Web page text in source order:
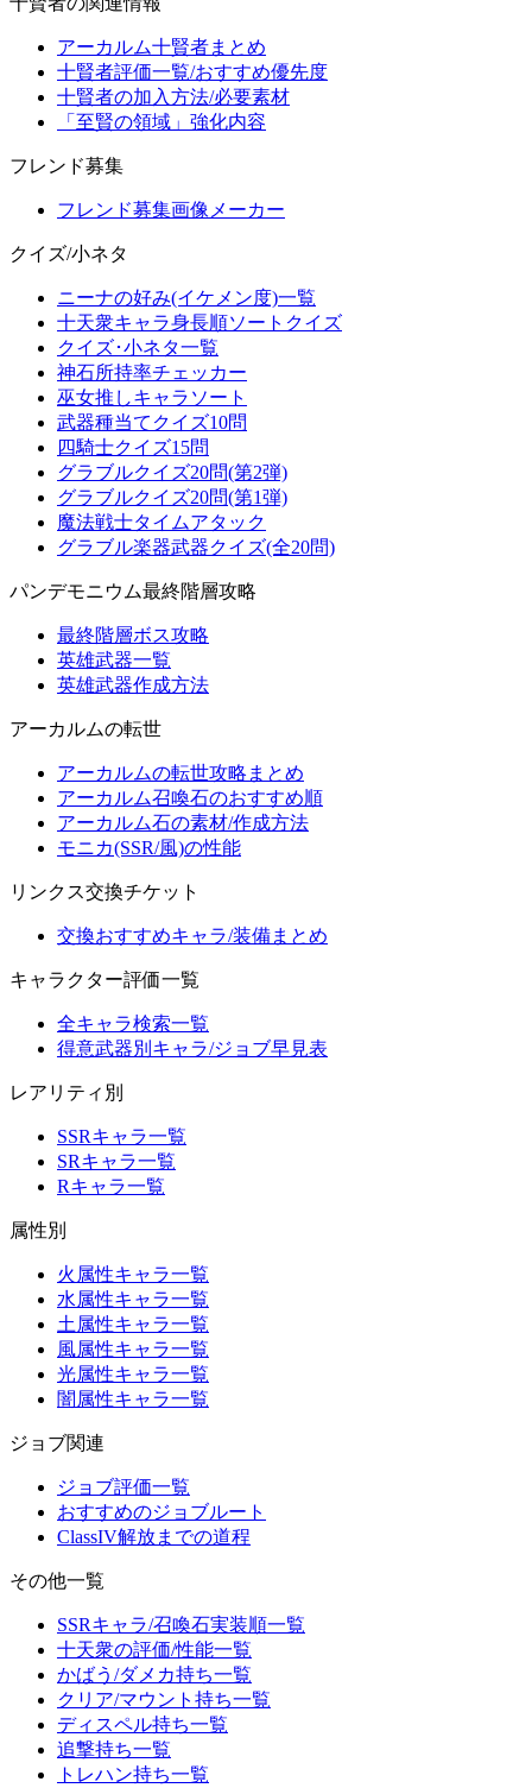
アーカルム十賢者まとめ
十賢者評価一覧/おすすめ優先度
十賢者の加入方法/必要素材
「至賢の領域」強化内容
フレンド募集
フレンド募集画像メーカー
クイズ/小ネタ
ニーナの好み(イケメン度)一覧
十天衆キャラ身長順ソートクイズ
クイズ･小ネタ一覧
神石所持率チェッカー
巫女推しキャラソート
武器種当てクイズ10問
四騎士クイズ15問
グラブルクイズ20問(第2弾)
グラブルクイズ20問(第1弾)
魔法戦士タイムアタック
グラブル楽器武器クイズ(全20問)
パンデモニウム最終階層攻略
最終階層ボス攻略
英雄武器一覧
英雄武器作成方法
アーカルムの転世
アーカルムの転世攻略まとめ
アーカルム召喚石のおすすめ順
アーカルム石の素材/作成方法
モニカ(SSR/風)の性能
リンクス交換チケット
交換おすすめキャラ/装備まとめ
キャラクター評価一覧
全キャラ検索一覧
得意武器別キャラ/ジョブ早見表
レアリティ別
SSRキャラ一覧
SRキャラ一覧
Rキャラ一覧
属性別
火属性キャラ一覧
水属性キャラ一覧
土属性キャラ一覧
風属性キャラ一覧
光属性キャラ一覧
闇属性キャラ一覧
ジョブ関連
ジョブ評価一覧
おすすめのジョブルート
ClassIV解放までの道程
その他一覧
SSRキャラ/召喚石実装順一覧
十天衆の評価/性能一覧
かばう/ダメカ持ち一覧
クリア/マウント持ち一覧
ディスペル持ち一覧
追撃持ち一覧
トレハン持ち一覧